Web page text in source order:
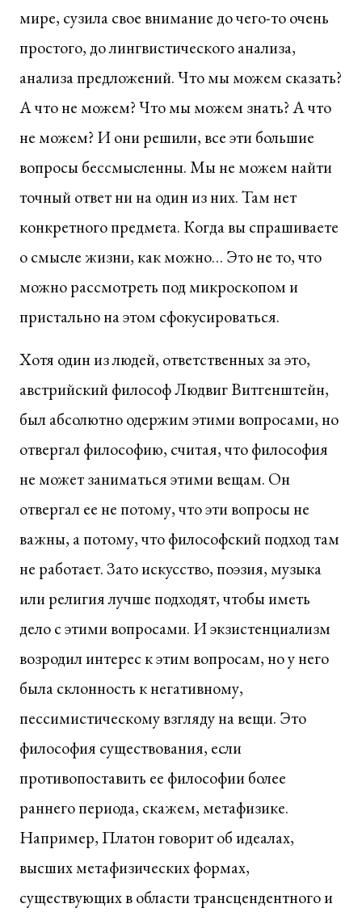
мире, сузила свое внимание до чего-то очень
простого, до лингвистического анализа,
анализа предложений. Что мы можем сказать?
А что не можем? Что мы можем знать? А что
не можем? И они решили, все эти большие
вопросы бессмысленны. Мы не можем найти
точный ответ ни на один из них. Там нет
конкретного предмета. Когда вы спрашиваете
о смысле жизни, как можно… Это не то, что
можно рассмотреть под микроскопом и
пристально на этом сфокусироваться.
Хотя один из людей, ответственных за это,
австрийский философ Людвиг Витгенштейн,
был абсолютно одержим этими вопросами, но
отвергал философию, считая, что философия
не может заниматься этими вещам. Он
отвергал ее не потому, что эти вопросы не
важны, а потому, что философский подход там
не работает. Зато искусство, поэзия, музыка
или религия лучше подходят, чтобы иметь
дело с этими вопросами. И экзистенциализм
возродил интерес к этим вопросам, но у него
была склонность к негативному,
пессимистическому взгляду на вещи. Это
философия существования, если
противопоставить ее философии более
раннего периода, скажем, метафизике.
Например, Платон говорит об идеалах,
высших метафизических формах,
существующих в области трансцендентного и